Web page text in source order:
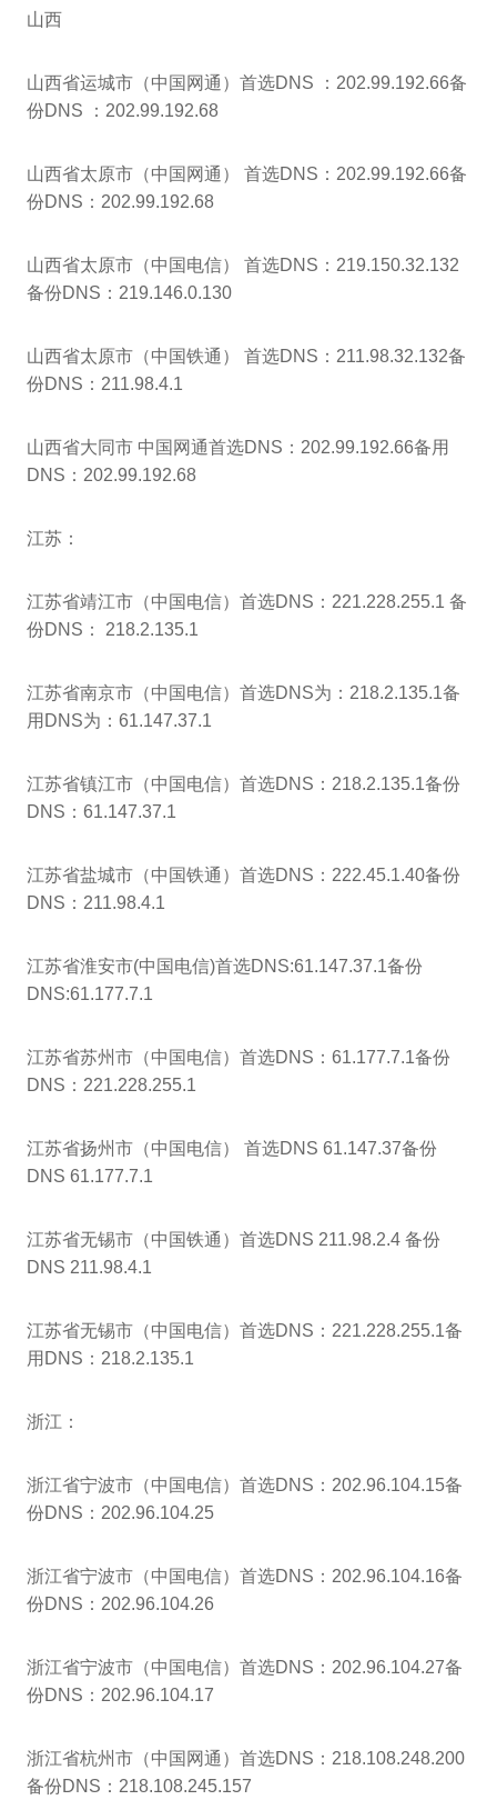
山西
山西省运城市（中国网通）首选DNS ：202.99.192.66备
份DNS ：202.99.192.68
山西省太原市（中国网通） 首选DNS：202.99.192.66备
份DNS：202.99.192.68
山西省太原市（中国电信） 首选DNS：219.150.32.132
备份DNS：219.146.0.130
山西省太原市（中国铁通） 首选DNS：211.98.32.132备
份DNS：211.98.4.1
山西省大同市 中国网通首选DNS：202.99.192.66备用
DNS：202.99.192.68
江苏：
江苏省靖江市（中国电信）首选DNS：221.228.255.1 备
份DNS： 218.2.135.1
江苏省南京市（中国电信）首选DNS为：218.2.135.1备
用DNS为：61.147.37.1
江苏省镇江市（中国电信）首选DNS：218.2.135.1备份
DNS：61.147.37.1
江苏省盐城市（中国铁通）首选DNS：222.45.1.40备份
DNS：211.98.4.1
江苏省淮安市(中国电信)首选DNS:61.147.37.1备份
DNS:61.177.7.1
江苏省苏州市（中国电信）首选DNS：61.177.7.1备份
DNS：221.228.255.1
江苏省扬州市（中国电信） 首选DNS 61.147.37备份
DNS 61.177.7.1
江苏省无锡市（中国铁通）首选DNS 211.98.2.4 备份
DNS 211.98.4.1
江苏省无锡市（中国电信）首选DNS：221.228.255.1备
用DNS：218.2.135.1
浙江：
浙江省宁波市（中国电信）首选DNS：202.96.104.15备
份DNS：202.96.104.25
浙江省宁波市（中国电信）首选DNS：202.96.104.16备
份DNS：202.96.104.26
浙江省宁波市（中国电信）首选DNS：202.96.104.27备
份DNS：202.96.104.17
浙江省杭州市（中国网通）首选DNS：218.108.248.200
备份DNS：218.108.245.157